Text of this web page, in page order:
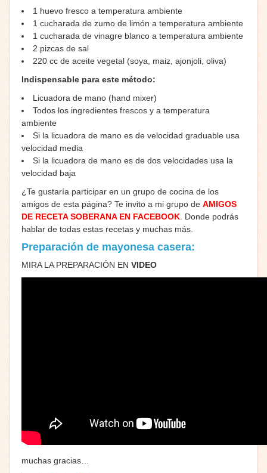
1 huevo fresco a temperatura ambiente
1 cucharada de zumo de limón a temperatura ambiente
1 cucharada de vinagre blanco a temperatura ambiente
2 pizcas de sal
220 cc de aceite vegetal (soya, maiz, ajonjoli, oliva)
Indispensable para este método:
Licuadora de mano (hand mixer)
Todos los ingredientes frescos y a temperatura
ambiente
Si la licuadora de mano es de velocidad graduable usa
velocidad media
Si la licuadora de mano es de dos velocidades usa la
velocidad baja
¿Te gustaría participar en un grupo de cocina de los
amigos de esta página? Te invito a mi grupo de AMIGOS
DE RECETA SOBERANA EN FACEBOOK . Donde podrás
hablar de todas estas recetas y muchas más.
Preparación de mayonesa casera:
MIRA LA PREPARACIÓN EN VIDEO
muchas gracias…